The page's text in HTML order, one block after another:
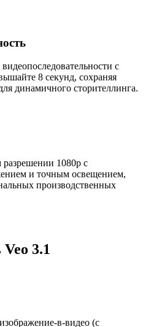
с
8 секунд, сохраняя
динамичного сторителлинга.
1080p с
и точным освещением,
производственных
3.1
в-видео (с